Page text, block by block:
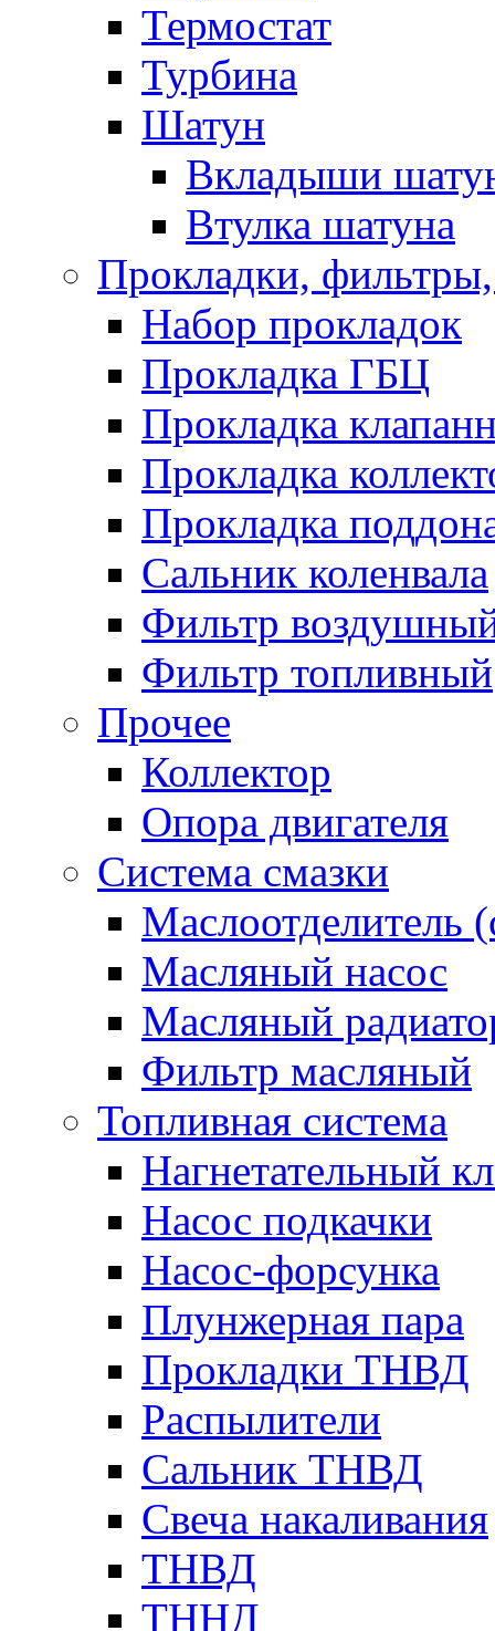
Термостат
Турбина
Шатун
Вкладыши
Втулка шатуна
Прокладки,
Набор прокладок
Прокладка ГБЦ
Прокладка
Прокладка
Прокладка
Сальник коленвала
Фильтр
Фильтр топливный
Прочее
Коллектор
Опора двигателя
Система смазки
Маслоотделитель
Масляный насос
Масляный
Фильтр масляный
Топливная система
Нагнетательный
Насос подкачки
Насос-форсунка
Плунжерная пара
Прокладки ТНВД
Распылители
Сальник ТНВД
Свеча накаливания
ТНВД
ТННД